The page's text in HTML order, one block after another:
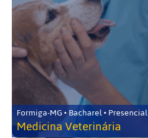
Formiga-MG • Bacharel • Presencial
Medicina Veterinária